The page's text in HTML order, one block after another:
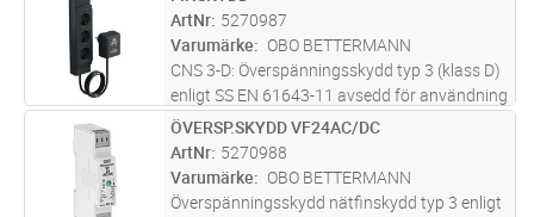
(signalton frånslagbar). Snabb och enkel
montering. Liten bredd på...läs mer
ArtNr 5270987
Varumärke
OBO BETTERMANN
CNS 3-D: Överspänningsskydd typ 3 (klass D)
enligt SS EN 61643-11 avsedd för användning
med jordat vägguttag. Med optisk och
akustisk signalering, funktionsindikering. 3-
dubbelt vägguttag . Längd ...läs mer
ST Lägg i kundvagn
ÖVERSP.SKYDD VF24AC/DC
ArtNr 5270988
Varumärke
OBO BETTERMANN
Överspänningsskydd nätfinskydd typ 3 enligt